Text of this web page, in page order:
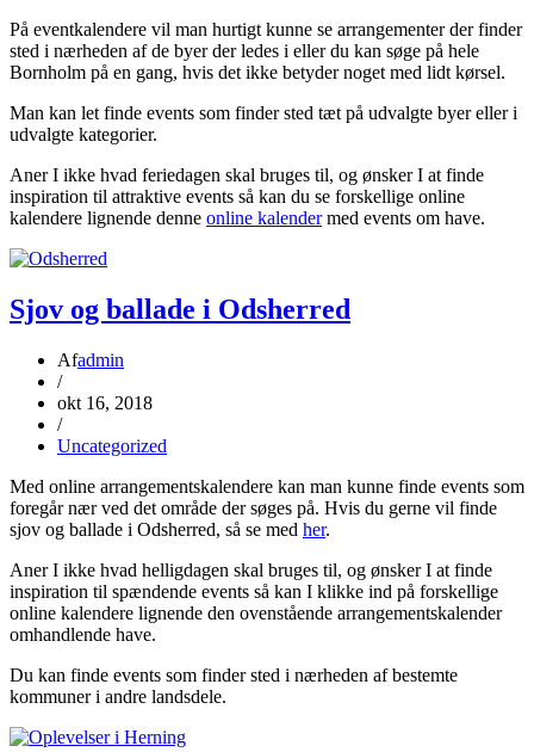
På eventkalendere vil man hurtigt kunne se arrangementer der finder
sted i nærheden af de byer der ledes i eller du kan søge på hele
Bornholm på en gang, hvis det ikke betyder noget med lidt kørsel.
Man kan let finde events som finder sted tæt på udvalgte byer eller i
udvalgte kategorier.
Aner I ikke hvad feriedagen skal bruges til, og ønsker I at finde
inspiration til attraktive events så kan du se forskellige online
kalendere lignende denne online kalendermed events om have.
Sjov og ballade i Odsherred
Afadmin
/
okt 16, 2018
/
Uncategorized
Med online arrangementskalendere kan man kunne finde events som
foregår nær ved det område der søges på. Hvis du gerne vil finde
sjov og ballade i Odsherred, så se med her.
Aner I ikke hvad helligdagen skal bruges til, og ønsker I at finde
inspiration til spændende events så kan I klikke ind på forskellige
online kalendere lignende den ovenstående arrangementskalender
omhandlende have.
Du kan finde events som finder sted i nærheden af bestemte
kommuner i andre landsdele.